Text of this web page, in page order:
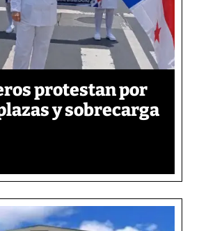
protestan por
y sobrecarga